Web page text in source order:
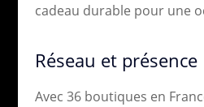
cadeau durable pour une
Réseau et présence
Avec 36 boutiques en